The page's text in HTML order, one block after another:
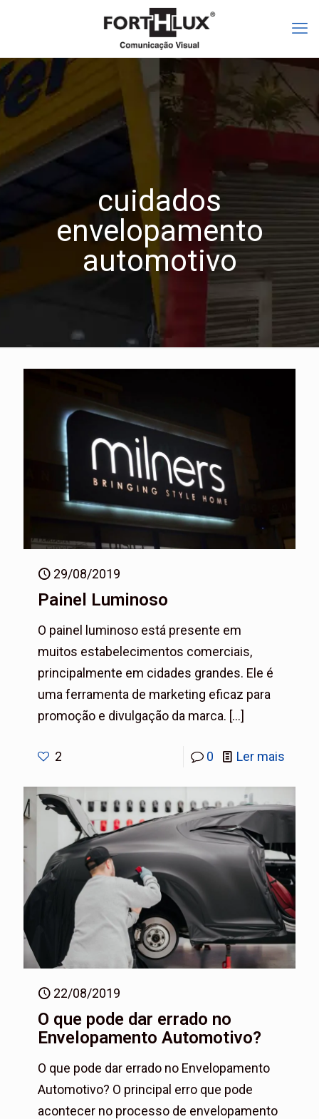
cuidados
envelopamento
automotivo
29/08/2019
Painel Luminoso
O painel luminoso está presente em
muitos estabelecimentos comerciais,
principalmente em cidades grandes. Ele é
uma ferramenta de marketing eficaz para
promoção e divulgação da marca. […]
2 0 Ler mais
22/08/2019
O que pode dar errado no
Envelopamento Automotivo?
O que pode dar errado no Envelopamento
Automotivo? O principal erro que pode
acontecer no processo de envelopamento